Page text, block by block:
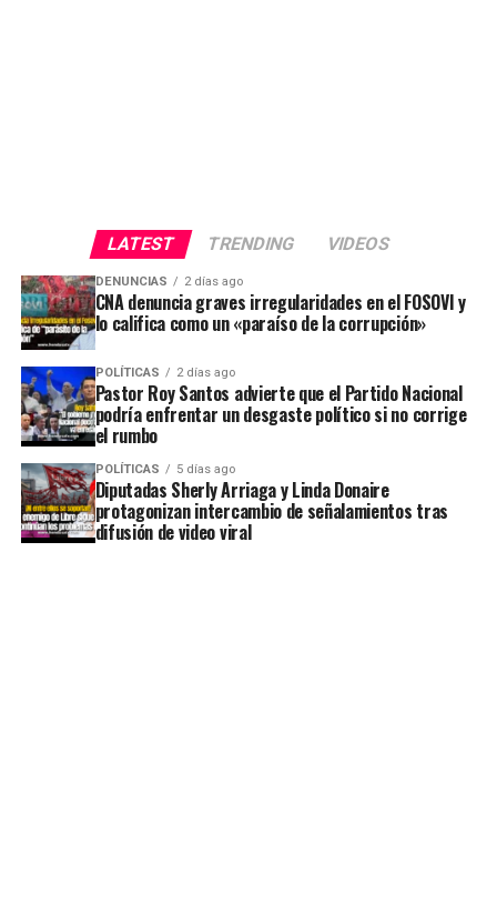
LATEST TRENDING VIDEOS
DENUNCIAS 2 días ago
CNA denuncia graves irregularidades en el FOSOVI y
lo califica como un «paraíso de la corrupción»
POLÍTICAS 2 días ago
Pastor Roy Santos advierte que el Partido Nacional
podría enfrentar un desgaste político si no corrige
el rumbo
POLÍTICAS 5 días ago
Diputadas Sherly Arriaga y Linda Donaire
protagonizan intercambio de señalamientos tras
difusión de video viral